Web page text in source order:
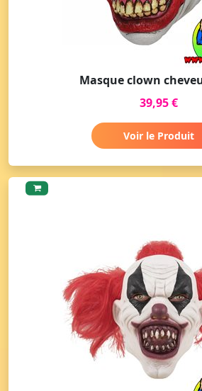
Masque clown
39,95 €
Voir le Produit